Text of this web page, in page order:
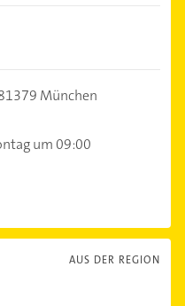
München
um 09:00
AUS DER REGION